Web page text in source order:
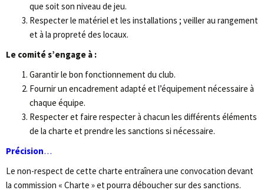
que soit son niveau de jeu.
Respecter le matériel et les installations ; veiller au rangement
et à la propreté des locaux.
Le comité s’engage à :
Garantir le bon fonctionnement du club.
Fournir un encadrement adapté et l’équipement nécessaire à
chaque équipe.
Respecter et faire respecter à chacun les différents éléments
de la charte et prendre les sanctions si nécessaire.
Précision…
Le non-respect de cette charte entraînera une convocation devant
la commission « Charte » et pourra déboucher sur des sanctions.